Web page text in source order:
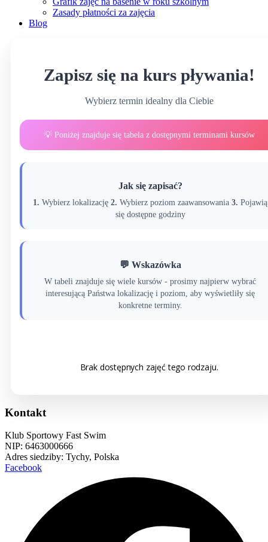
Zasady płatności za zajęcia
Blog
Zapisz się na kurs pływania!
Wybierz termin idealny dla Ciebie
💡 Poniżej znajduje się tabela z dostępnymi terminami kursów
Jak się zapisać?
1. Wybierz lokalizację 2. Wybierz poziom zaawansowania 3. Pojawią
się dostępne godziny
💬 Wskazówka
W tabeli znajduje się wiele kursów - prosimy najpierw wybrać
interesującą Państwa lokalizację i poziom, aby wyświetliły się
konkretne terminy.
Brak dostępnych zajęć tego rodzaju.
Kontakt
Klub Sportowy Fast Swim
NIP: 6463000666
Adres siedziby: Tychy, Polska
Facebook